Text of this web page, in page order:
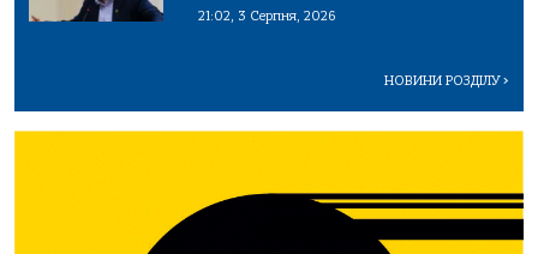
21:02, 3 Серпня, 2026
НОВИНИ РОЗДІЛУ>